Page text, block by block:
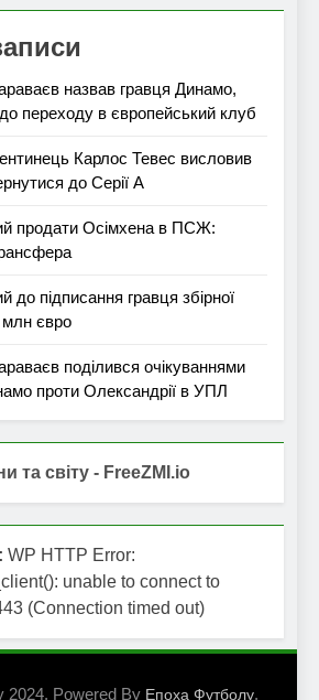
назвав гравця Динамо,
переходу в європейський клуб
Карлос Тевес висловив
до Серії А
продати Осімхена в ПСЖ:
підписання гравця збірної
млн євро
поділився очікуваннями
проти Олександрії в УПЛ
та світу - FreeZMI.io
WP HTTP Error:
unable to connect to
(Connection timed out)
2024. Powered By Епоха Футболу.